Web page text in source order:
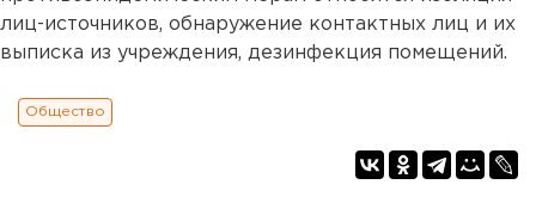
лиц-источников, обнаружение контактных лиц и их
выписка из учреждения, дезинфекция помещений.
Общество